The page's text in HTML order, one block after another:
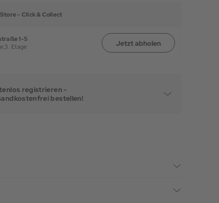
- Click & Collect
1-5
3. Etage Jetzt abholen
registrieren -
bestellen!